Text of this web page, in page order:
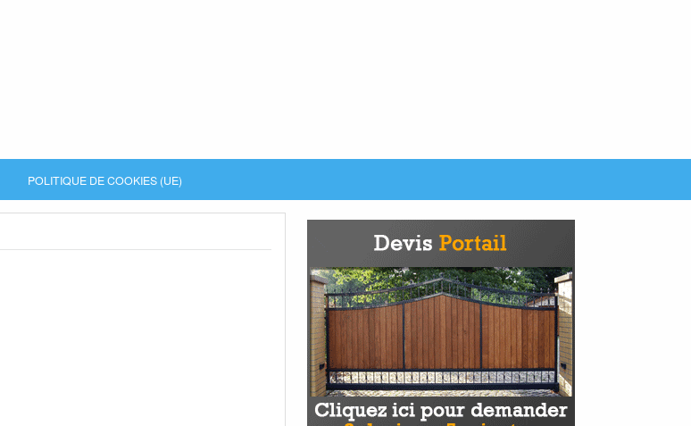
POLITIQUE DE COOKIES (UE)